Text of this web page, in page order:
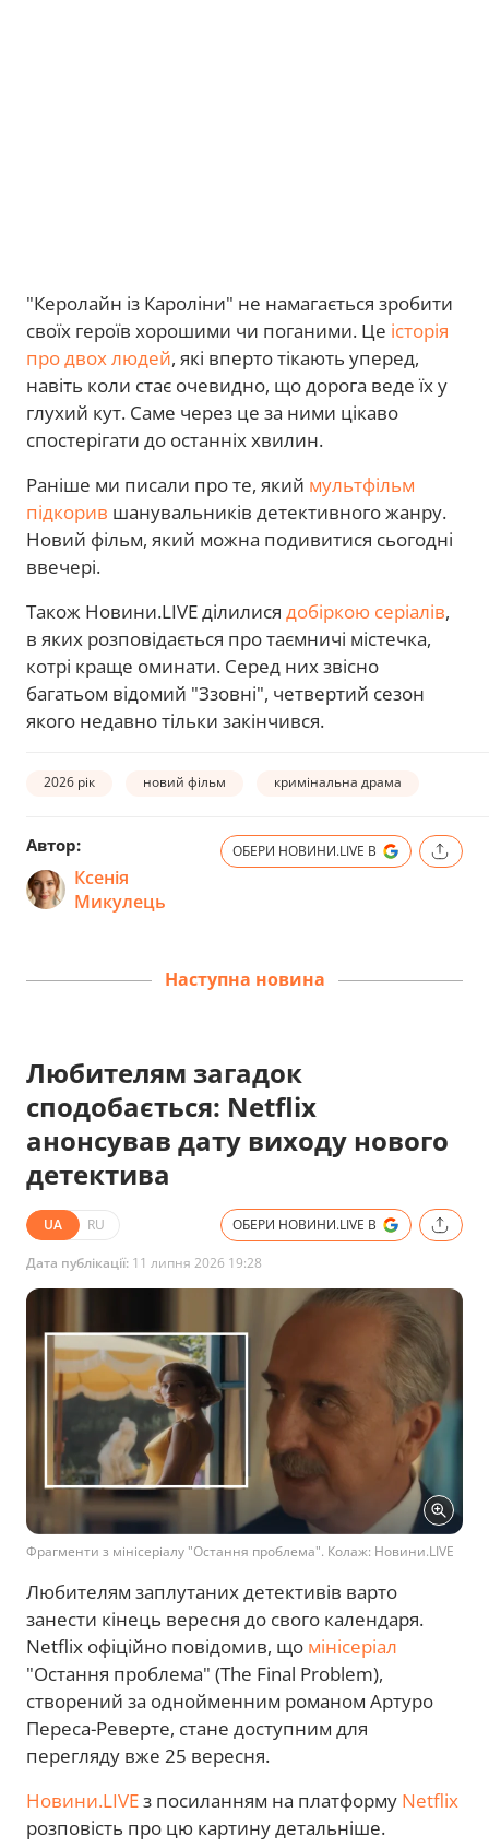
"Керолайн із Кароліни" не намагається зробити
своїх героїв хорошими чи поганими. Це історія
про двох людей, які вперто тікають уперед,
навіть коли стає очевидно, що дорога веде їх у
глухий кут. Саме через це за ними цікаво
спостерігати до останніх хвилин.
Раніше ми писали про те, який мультфільм
підкорив шанувальників детективного жанру.
Новий фільм, який можна подивитися сьогодні
ввечері.
Також Новини.LIVE ділилися добіркою серіалів,
в яких розповідається про таємничі містечка,
котрі краще оминати. Серед них звісно
багатьом відомий "Ззовні", четвертий сезон
якого недавно тільки закінчився.
2026 рік новий фільм кримінальна драма
Автор:
Ксенія
Микулець
ОБЕРИ НОВИНИ.LIVE В
Наступна новина
Любителям загадок
сподобається: Netflix
анонсував дату виходу нового
детектива
UA RU ОБЕРИ НОВИНИ.LIVE В
Дата публікації: 11 липня 2026 19:28
Фрагменти з мінісеріалу "Остання проблема". Колаж: Новини.LIVE
Любителям заплутаних детективів варто
занести кінець вересня до свого календаря.
Netflix офіційно повідомив, що мінісеріал
"Остання проблема" (The Final Problem),
створений за однойменним романом Артуро
Переса-Реверте, стане доступним для
перегляду вже 25 вересня.
Новини.LIVEз посиланням на платформу Netflix
розповість про цю картину детальніше.